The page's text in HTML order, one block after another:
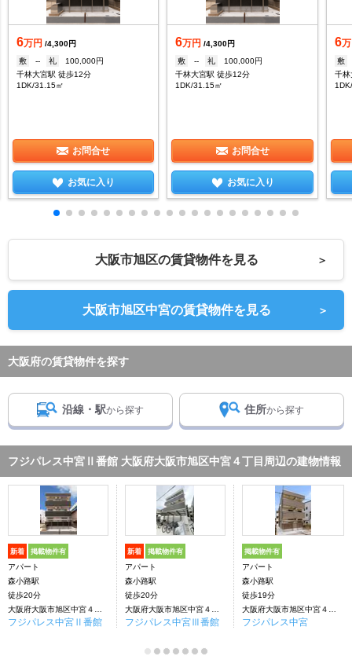
6万円 /4,300円
敷
-- 礼
100,000円
千林大宮駅 徒歩12分
1DK/31.15㎡
お問合せ
お気に入り
6万円 /4,300円
敷
-- 礼
100,000円
千林大宮駅 徒歩12分
1DK/31.15㎡
お問合せ
お気に入り
6
敷
千
大阪市旭区の賃貸物件を見る ＞
大阪市旭区中宮の賃貸物件を見る ＞
大阪府の賃貸物件を探す
沿線・駅から探す 住所から探す
フジパレス中宮Ⅱ番館 大阪府大阪市旭区中宮４丁目周辺の建物情報
新着 掲載物件有
アパート
森小路駅
徒歩20分
フジパレス中宮Ⅱ番館
新着 掲載物件有
アパート
森小路駅
徒歩20分
フジパレス中宮Ⅲ番館
掲載物件有
アパート
森小路駅
徒歩19分
フジパレス中宮